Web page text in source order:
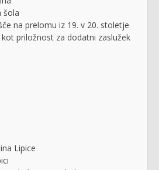
šola
na prelomu iz 19. v 20. stoletje
priložnost za dodatni zaslužek
Lipice